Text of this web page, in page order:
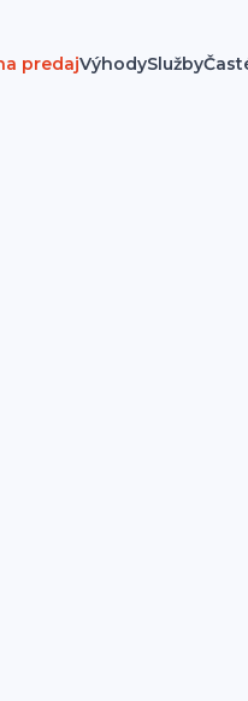
predajVýhodySlužby